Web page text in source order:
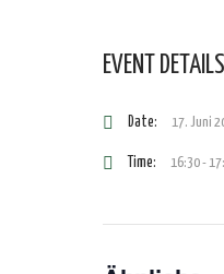
EVENT DETAILS
Date: 17. Juni
Time: 16:30 -